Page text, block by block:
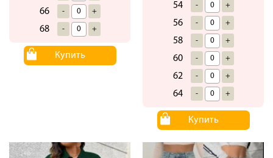
66 - +
68 - +
Купить
54 - +
56 - +
58 - +
60 - +
62 - +
64 - +
Купить